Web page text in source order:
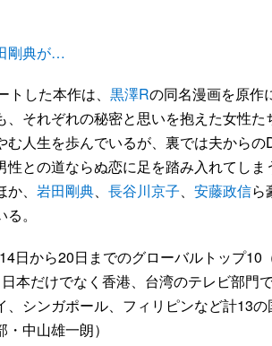
剛典が…
した本作は、 黒澤Rの同名漫画を原作
、それぞれの秘密と思いを抱えた女性た
む人生を歩んでいるが、裏では夫からの
性との道ならぬ恋に足を踏み入れてし
、 岩田剛典、 長谷川京子、 安藤政信ら
。
日から20日までのグローバルトップ10
本だけでなく香港、台湾のテレビ部門
、シンガポール、フィリピンなど計13
中山雄一朗）